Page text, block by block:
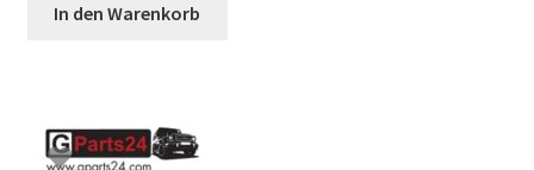
In den Warenkorb